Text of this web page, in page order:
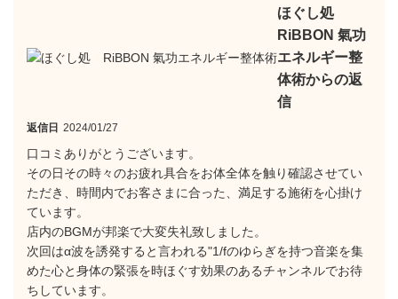
ほぐし処
RiBBON 氣功
エネルギー整
体術からの返
信
返信日 2024/01/27
口コミありがとうございます。
その日その時々のお疲れ具合をお体全体を触り確認させてい
ただき、時間内でお客さまに合った、満足する施術を心掛け
ています。
店内のBGMが邦楽で大変失礼致しました。
次回はα波を誘発すると言われる"1/fのゆらぎを持つ音楽を集
めた心と身体の緊張を時ほぐす効果のあるチャンネルでお待
ちしています。